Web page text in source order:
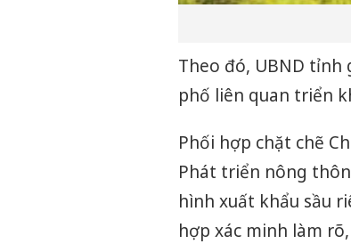
Theo đó, UBND tỉnh
phố liên quan triển
Phối hợp chặt chẽ
Phát triển nông
hình xuất khẩu sầu
hợp xác minh làm